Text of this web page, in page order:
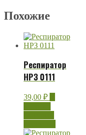
Похожие
Респиратор
НРЗ 0111
39,00 ₽